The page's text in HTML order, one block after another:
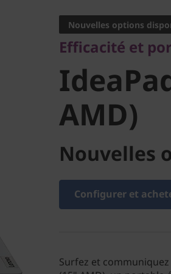
IdeaPad
(15"
Nouvelles options
Efficacité et
AMD)
Nouvelles
Configurer et
Surfez et communiquez